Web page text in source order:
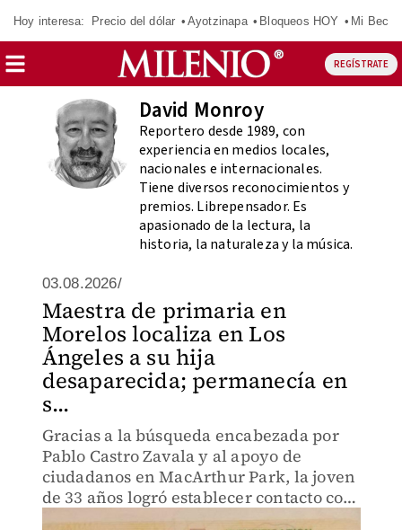
Hoy interesa: Precio del dólar Ayotzinapa Bloqueos HOY Mi Beca
REGÍSTRATE
David Monroy
Reportero desde 1989, con
experiencia en medios locales,
nacionales e internacionales.
Tiene diversos reconocimientos y
premios. Librepensador. Es
apasionado de la lectura, la
historia, la naturaleza y la música.
03.08.2026/
Maestra de primaria en
Morelos localiza en Los
Ángeles a su hija
desaparecida; permanecía en
s...
Gracias a la búsqueda encabezada por
Pablo Castro Zavala y al apoyo de
ciudadanos en MacArthur Park, la joven
de 33 años logró establecer contacto con
su madre.